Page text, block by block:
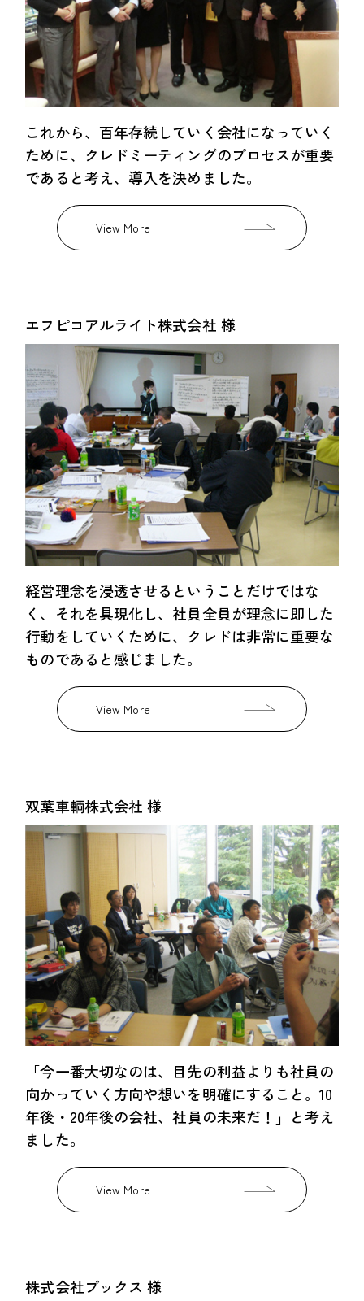
これから、百年存続していく会社になっていく
ために、クレドミーティングのプロセスが重要
であると考え、導入を決めました。
View More
エフピコアルライト株式会社 様
経営理念を浸透させるということだけではな
く、それを具現化し、社員全員が理念に即した
行動をしていくために、クレドは非常に重要な
ものであると感じました。
View More
双葉車輌株式会社 様
「今一番大切なのは、目先の利益よりも社員の
向かっていく方向や想いを明確にすること。10
年後・20年後の会社、社員の未来だ！」と考え
ました。
View More
株式会社ブックス 様